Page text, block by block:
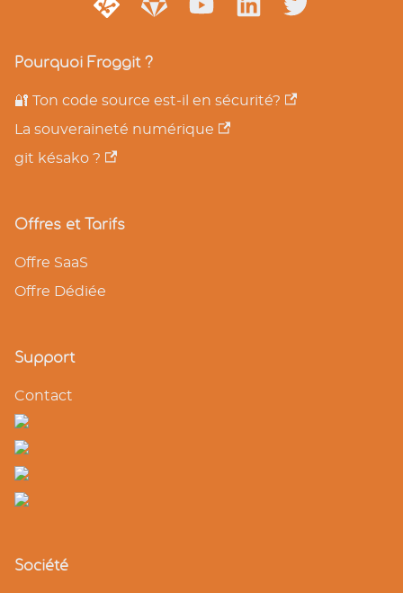
Pourquoi Froggit ?
🔐 Ton code source est-il en sécurité?
La souveraineté numérique
git késako ?
Offres et Tarifs
Offre SaaS
Offre Dédiée
Support
Contact
Société